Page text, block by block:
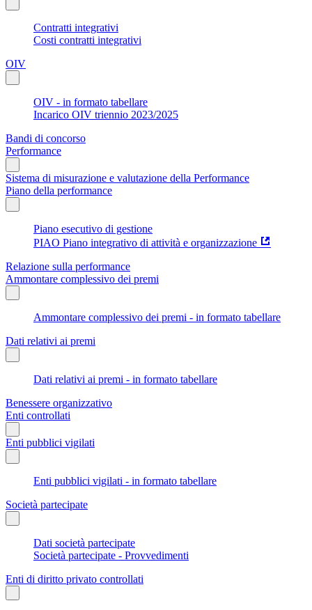
Contratti integrativi
Costi contratti integrativi
OIV
OIV - in formato tabellare
Incarico OIV triennio 2023/2025
Bandi di concorso
Performance
Sistema di misurazione e valutazione della Performance
Piano della performance
Piano esecutivo di gestione
PIAO Piano integrativo di attività e organizzazione
Relazione sulla performance
Ammontare complessivo dei premi
Ammontare complessivo dei premi - in formato tabellare
Dati relativi ai premi
Dati relativi ai premi - in formato tabellare
Benessere organizzativo
Enti controllati
Enti pubblici vigilati
Enti pubblici vigilati - in formato tabellare
Società partecipate
Dati società partecipate
Società partecipate - Provvedimenti
Enti di diritto privato controllati